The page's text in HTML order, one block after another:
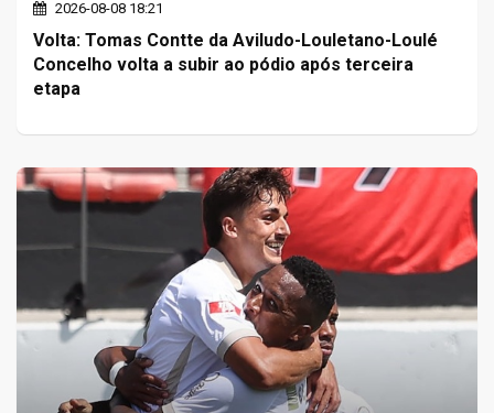
2026-08-08 18:21
Volta: Tomas Contte da Aviludo-Louletano-Loulé
Concelho volta a subir ao pódio após terceira
etapa